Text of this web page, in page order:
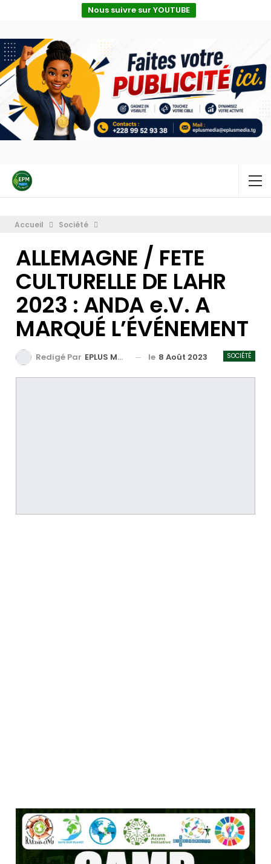
Nous suivre sur YOUTUBE
Accueil Société
ALLEMAGNE / FETE
CULTURELLE DE LAHR
2023 : ANDA e.V. A
MARQUÉ L’ÉVÉNEMENT
SOCIÉTÉ
Redigé Par EPLUS MEDIA TV le 8 Août 2023